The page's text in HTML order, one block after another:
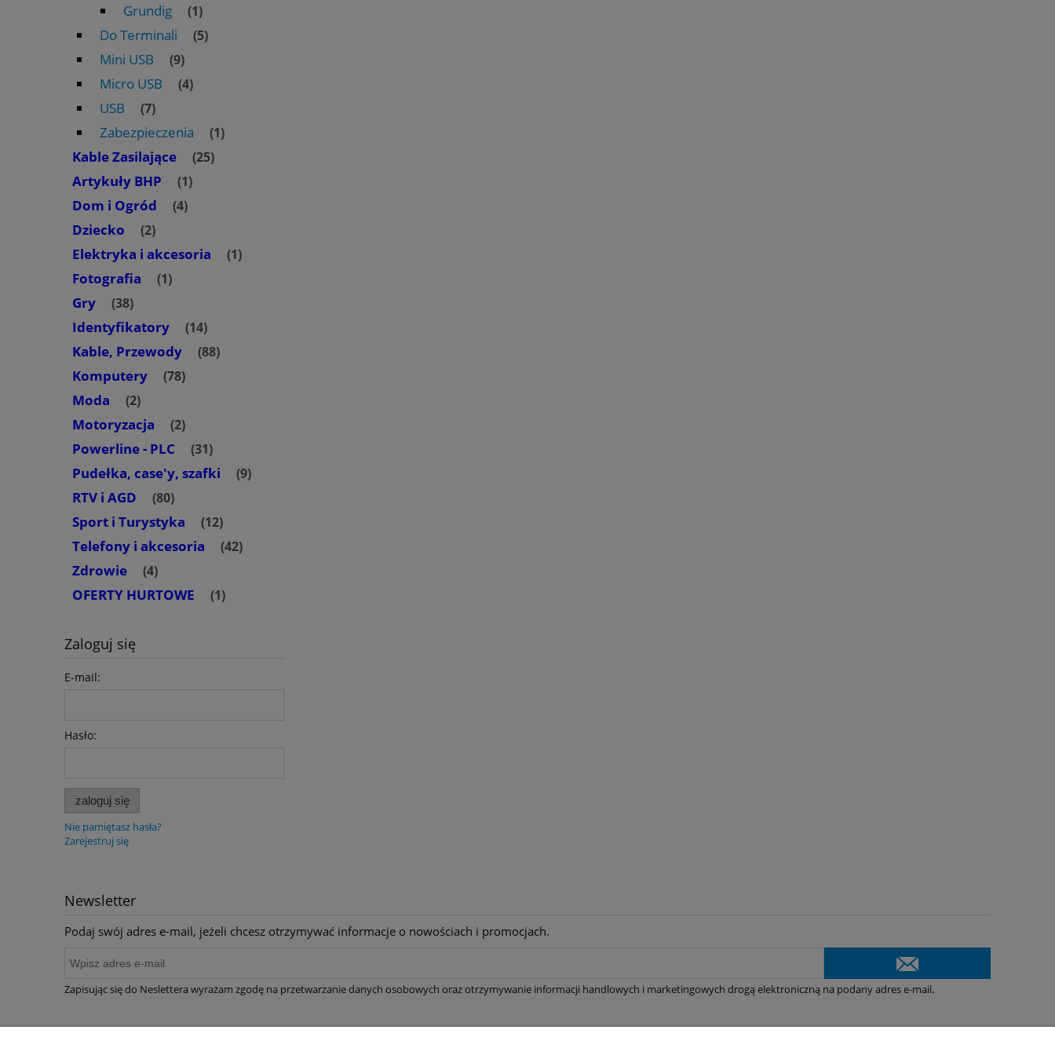
Grundig (1)
Do Terminali (5)
Mini USB (9)
Micro USB (4)
USB (7)
Zabezpieczenia (1)
Kable Zasilające (25)
Artykuły BHP (1)
Dom i Ogród (4)
Dziecko (2)
Elektryka i akcesoria (1)
Fotografia (1)
Gry (38)
Identyfikatory (14)
Kable, Przewody (88)
Komputery (78)
Moda (2)
Motoryzacja (2)
Powerline - PLC (31)
Pudełka, case'y, szafki (9)
RTV i AGD (80)
Sport i Turystyka (12)
Telefony i akcesoria (42)
Zdrowie (4)
OFERTY HURTOWE (1)
Zaloguj się
E-mail:
Hasło:
zaloguj się
Nie pamiętasz hasła?
Zarejestruj się
Newsletter
Podaj swój adres e-mail, jeżeli chcesz otrzymywać informacje o nowościach i promocjach.
Zapisując się do Neslettera wyrażam zgodę na przetwarzanie danych osobowych oraz otrzymywanie informacji handlowych i marketingowych drogą elektroniczną na podany adres e-mail.